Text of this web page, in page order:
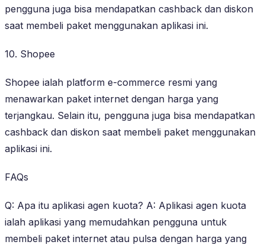
pengguna juga bisa mendapatkan cashback dan diskon
saat membeli paket menggunakan aplikasi ini.
10. Shopee
Shopee ialah platform e-commerce resmi yang
menawarkan paket internet dengan harga yang
terjangkau. Selain itu, pengguna juga bisa mendapatkan
cashback dan diskon saat membeli paket menggunakan
aplikasi ini.
FAQs
Q: Apa itu aplikasi agen kuota? A: Aplikasi agen kuota
ialah aplikasi yang memudahkan pengguna untuk
membeli paket internet atau pulsa dengan harga yang